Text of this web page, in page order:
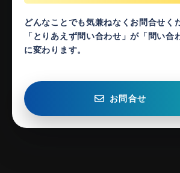
どんなことでも気兼ねなくお問合せく
「とりあえず問い合わせ」が「問い合
に変わります。
お問合せ